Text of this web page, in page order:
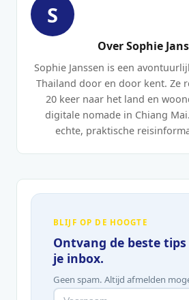
S
Over Sophie
Sophie Janssen is een
Thailand door en door kent. Ze
20 keer naar het land en
digitale nomade in Chiang
echte, praktische
BLIJF OP DE HOOGTE
Ontvang de beste
je inbox.
Geen spam. Altijd afmelden